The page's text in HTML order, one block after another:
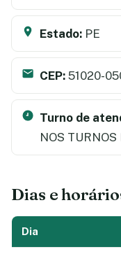
Estado: PE
CEP: 51020-
Turno de
NOS
Dias e
Dia